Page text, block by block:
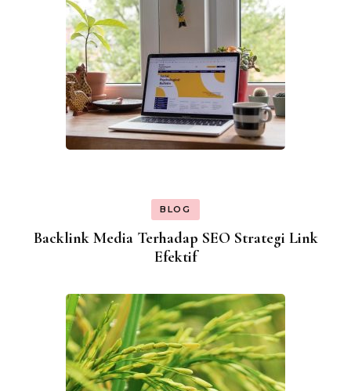
BLOG
Backlink Media Terhadap SEO Strategi Link
Efektif